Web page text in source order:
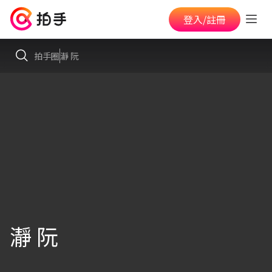
登入/註冊
拍手圈瀞 阮
瀞 阮